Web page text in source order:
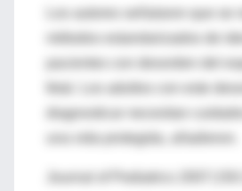
diagnosticar necesitan
una vida protegida, añadieron.